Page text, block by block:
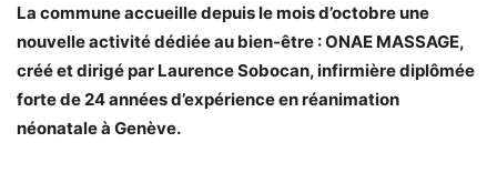
La commune accueille depuis le mois d’octobre une
nouvelle activité dédiée au bien-être : ONAE MASSAGE,
créé et dirigé par Laurence Sobocan, infirmière diplômée
forte de 24 années d’expérience en réanimation
néonatale à Genève.